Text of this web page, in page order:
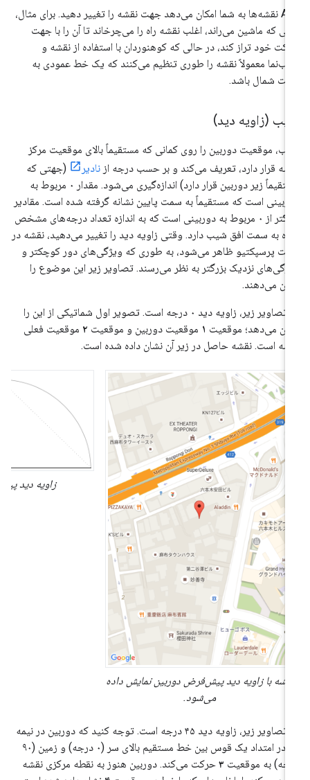
API نقشه‌ها به شما امکان می‌دهد جهت نقشه را تغییر دهید. برای مثال،
که ماشین می‌راند، اغلب نقشه راه را می‌چرخاند تا آن را با جهت
خود تراز کند، در حالی که کوهنوردان با استفاده از نقشه و
معمولاً نقشه را طوری تنظیم می‌کنند که یک خط عمودی به
شمال باشد.
(زاویه دید)
موقعیت دوربین را روی کمانی که مستقیماً بالای موقعیت مرکز
قرار دارد، تعریف می‌کند و بر حسب درجه ازنادیر
(جهتی که
مستقیماً زیر دوربین قرار دارد) اندازه‌گیری می‌شود. مقدار ۰ مربوط به
است که مستقیماً به سمت پایین نشانه گرفته شده است. مقادیر
بزرگتر از ۰ مربوط به دوربینی است که به اندازه تعداد درجه‌های مشخص
به سمت افق شیب دارد. وقتی زاویه دید را تغییر می‌دهید، نقشه در
پرسپکتیو ظاهر می‌شود، به طوری که ویژگی‌های دور کوچکتر و
نزدیک بزرگتر به نظر می‌رسند. تصاویر زیر این موضوع را
می‌دهند.
در تصاویر زیر، زاویه دید ۰ درجه است. تصویر اول شماتیکی از این را
می‌دهد؛ موقعیت۱موقعیت دوربین و موقعیت۲موقعیت فعلی
است. نقشه حاصل در زیر آن نشان داده شده است.
نقشه با زاویه دید پیش‌فرض دوربین نمایش داده
می‌شود.
زاویه دید
در تصاویر زیر، زاویه دید ۴۵ درجه است. توجه کنید که دوربین در نیمه
راه در امتداد یک قوس بین خط مستقیم بالای سر (۰ درجه) و زمین (۹۰
به موقعیت۳حرکت می‌کند. دوربین هنوز به نقطه مرکزی نقشه